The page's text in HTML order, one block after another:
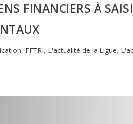
FINANCIERS À
, FFTRI, L'actualité de la Ligue,